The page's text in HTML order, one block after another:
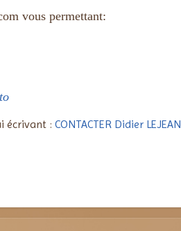
vous permettant:
écrivant : CONTACTER Didier LEJEAN